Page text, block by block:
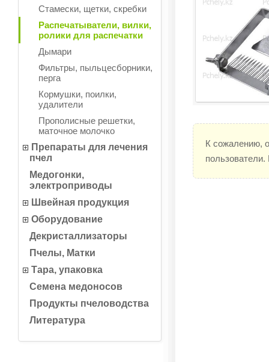
Стамески, щетки, скребки
Распечатыватели, вилки,
ролики для распечатки
Дымари
Фильтры, пыльцесборники,
перга
Кормушки, поилки,
удалители
Прополисные решетки,
маточное молочко
Препараты для лечения
пчел
Медогонки,
электроприводы
Швейная продукция
Оборудование
Декристаллизаторы
Пчелы, Матки
Тара, упаковка
Семена медоносов
Продукты пчеловодства
Литература
К сожалению,